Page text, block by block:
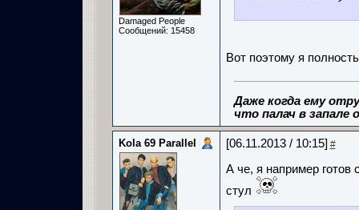
Damaged People
Сообщений: 15458
Вот поэтому я
Даже когда ему
что палач в запале
Kola 69 Parallel [06.11.2013 / 10:15] #
А че, я например готов
стул